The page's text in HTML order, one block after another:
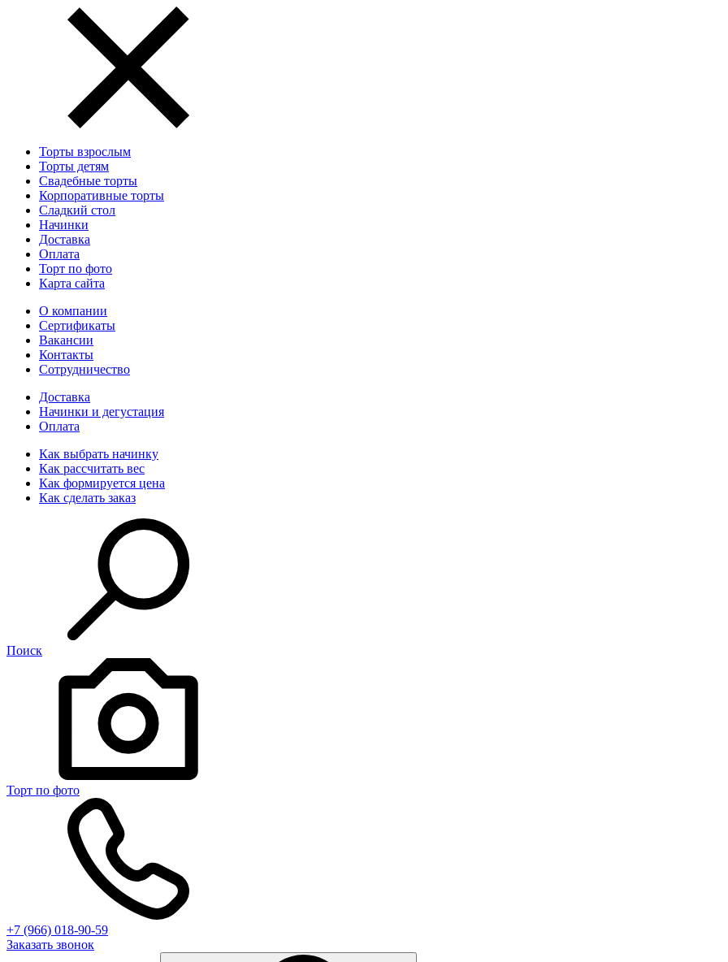
Торты взрослым
Торты детям
Свадебные торты
Корпоративные торты
Сладкий стол
Начинки
Доставка
Оплата
Торт по фото
Карта сайта
О компании
Сертификаты
Вакансии
Контакты
Сотрудничество
Доставка
Начинки и дегустация
Оплата
Как выбрать начинку
Как рассчитать вес
Как формируется цена
Как сделать заказ
Поиск
Торт по фото
+7 (966) 018-90-59
Заказать звонок